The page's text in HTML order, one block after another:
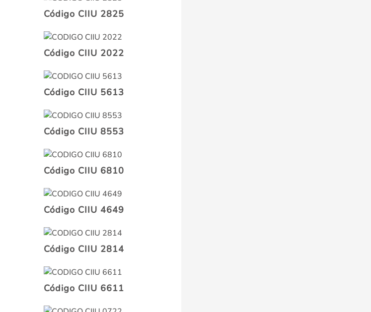
Código CIIU 2825
Código CIIU 2022
Código CIIU 5613
Código CIIU 8553
Código CIIU 6810
Código CIIU 4649
Código CIIU 2814
Código CIIU 6611